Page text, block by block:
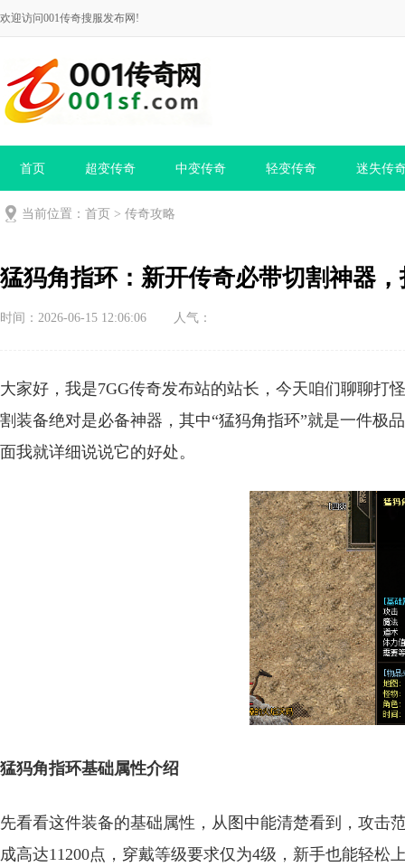
欢迎访问001传奇搜服发布网!
首页 超变传奇 中变传奇 轻变传奇 迷失传
当前位置： 首页 > 传奇攻略
猛犸角指环：新开传奇必带切割神器
时间：2026-06-15 12:06:06 人气：
大家好，我是7GG传奇发布站的站长，今天咱们聊聊打
割装备绝对是必备神器，其中“猛犸角指环”就是一件极
面我就详细说说它的好处。
猛犸角指环基础属性介绍
先看看这件装备的基础属性，从图中能清楚看到，攻击
成高达11200点，穿戴等级要求仅为4级，新手也能轻松